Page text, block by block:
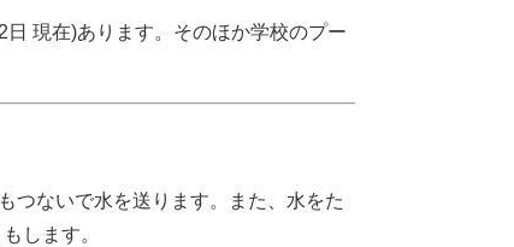
現在)あります。そのほか学校のプー
つないで水を送ります。また、水をた
します。